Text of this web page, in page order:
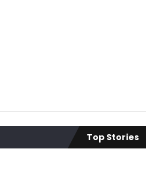
Top Stories